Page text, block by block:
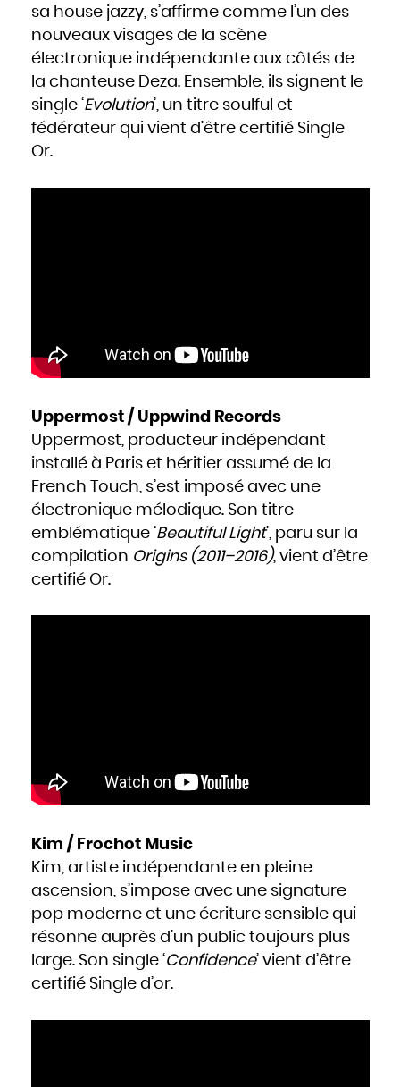
sa house jazzy, s’affirme comme l’un des
nouveaux visages de la scène
électronique indépendante aux côtés de
la chanteuse Deza. Ensemble, ils signent le
single ‘Evolution’, un titre soulful et
fédérateur qui vient d’être certifié Single
Or.
Uppermost / Uppwind Records
Uppermost, producteur indépendant
installé à Paris et héritier assumé de la
French Touch, s’est imposé avec une
électronique mélodique. Son titre
emblématique ‘Beautiful Light’, paru sur la
compilation Origins (2011–2016), vient d’être
certifié Or.
Kim / Frochot Music
Kim, artiste indépendante en pleine
ascension, s’impose avec une signature
pop moderne et une écriture sensible qui
résonne auprès d’un public toujours plus
large. Son single ‘Confidence’ vient d’être
certifié Single d’or.